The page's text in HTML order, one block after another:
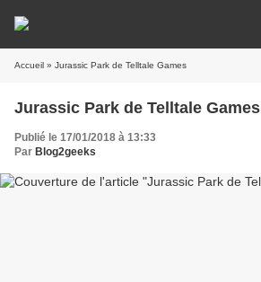
Accueil » Jurassic Park de Telltale Games
Jurassic Park de Telltale Games
Publié le 17/01/2018 à 13:33
Par Blog2geeks